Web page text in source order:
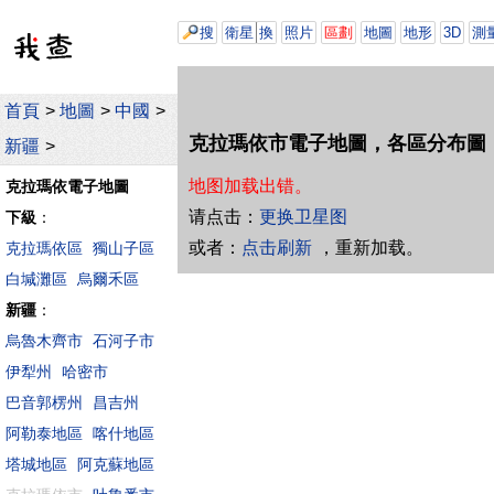
首頁 > 地圖 > 中國 >
新疆 >
克拉瑪依電子地圖
下級 ：
克拉瑪依區 獨山子區
白堿灘區 烏爾禾區
新疆 ：
烏魯木齊市 石河子市
伊犁州
哈密市
巴音郭楞州
昌吉州
阿勒泰地區 喀什地區
塔城地區
阿克蘇地區
搜 衛星 換 照片 區劃 地圖 地形 3D 測
克拉瑪依市電子地圖，各區分布圖
地图加载出错。
请点击： 更换卫星图
或者： 点击刷新 ，重新加载。